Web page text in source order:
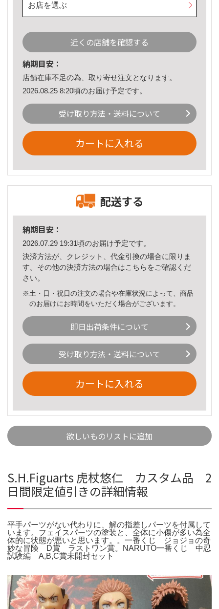
お店を選ぶ
近くの店舗を確認する
納期目安：
店舗在庫不足の為、取り寄せ注文となります。
2026.08.25 8:20頃のお届け予定です。
受け取り方法・送料について
カートに入れる
配送する
納期目安：
2026.07.29 19:31頃のお届け予定です。
決済方法が、クレジット、代金引換の場合に限りま
す。その他の決済方法の場合はこちら をご確認くだ
さい。
※土・日・祝日の注文の場合や在庫状況によって、商品
のお届けにお時間をいただく場合がございます。
即日出荷条件について
受け取り方法・送料について
カートに入れる
欲しいものリストに追加
S.H.Figuarts 虎杖悠仁 カスタム品 2
日間限定値引きの詳細情報
平手パーツがない代わりに、解の指差しパーツを付属して
います。フェイスパーツの塗装と、全体に小傷が多い為全
体的に状態が悪いと思います。。一番くじ ジョジョの奇
妙な冒険 D賞 ラストワン賞。NARUTO一番くじ 中忍
試験編 A,B,C賞未開封セット